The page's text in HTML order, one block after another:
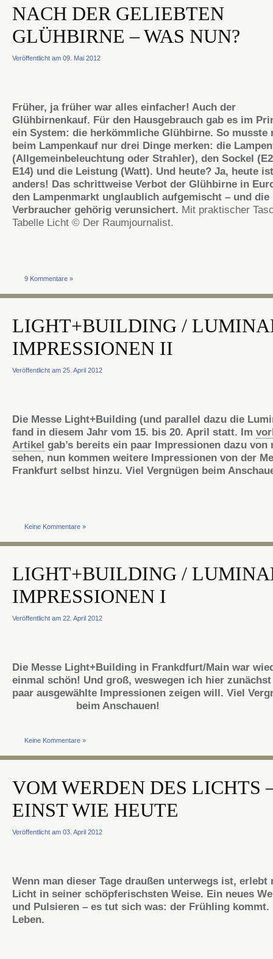
NACH DER GELIEBTEN
GLÜHBIRNE – WAS NUN?
Veröffentlicht am 09. Mai 2012
Früher, ja früher war alles einfacher! Auch der
Glühbirnenkauf. Für den Hausgebrauch gab es im
ein System: die herkömmliche Glühbirne. So musste
beim Lampenkauf nur drei Dinge merken: die
(Allgemeinbeleuchtung oder Strahler), den Sockel
E14) und die Leistung (Watt). Und heute? Ja, heute
anders! Das schrittweise Verbot der Glühbirne in
den Lampenmarkt unglaublich aufgemischt – und die
Verbraucher gehörig verunsichert. Mit praktischer
Tabelle Licht © Der Raumjournalist.
9 Kommentare »
LIGHT+BUILDING /
IMPRESSIONEN II
Veröffentlicht am 25. April 2012
Die Messe Light+Building (und parallel dazu die
fand in diesem Jahr vom 15. bis 20. April statt. Im
Artikel gab’s bereits ein paar Impressionen dazu von
sehen, nun kommen weitere Impressionen von der
Frankfurt selbst hinzu. Viel Vergnügen beim
Keine Kommentare »
LIGHT+BUILDING /
IMPRESSIONEN I
Veröffentlicht am 22. April 2012
Die Messe Light+Building in Frankdfurt/Main war
einmal schön! Und groß, weswegen ich hier
paar ausgewählte Impressionen zeigen will. Viel
beim Anschauen!
Keine Kommentare »
VOM WERDEN DES LICHTS
EINST WIE HEUTE
Veröffentlicht am 03. April 2012
Wenn man dieser Tage draußen unterwegs ist, erlebt
Licht in seiner schöpferischsten Weise. Ein neues
und Pulsieren – es tut sich was: der Frühling
Leben.